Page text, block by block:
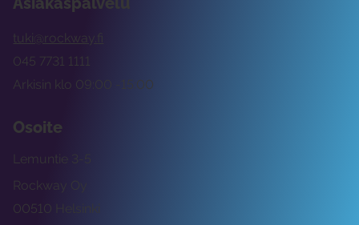
tuki@rockway.fi
Arkisin klo 09:00 -15:00
045 7731 1111
Osoite
Rockway Oy
Lemuntie 3-5
00510 Helsinki